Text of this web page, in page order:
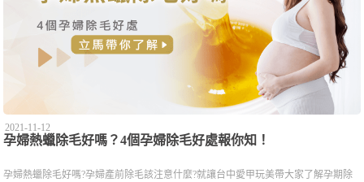
2021-11-12
孕婦熱蠟除毛好嗎？4個孕婦除毛好處報你知！
孕婦熱蠟除毛好嗎?孕婦產前除毛該注意什麼?就讓台中愛甲玩美帶大家了解孕期除